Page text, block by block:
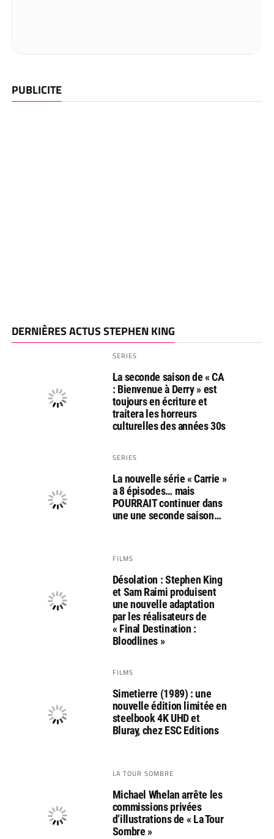
PUBLICITE
DERNIÈRES ACTUS STEPHEN KING
SERIES
La seconde saison de « CA
: Bienvenue à Derry » est
toujours en écriture et
traitera les horreurs
culturelles des années 30s
SERIES
La nouvelle série « Carrie »
a 8 épisodes… mais
POURRAIT continuer dans
une une seconde saison…
FILMS
Désolation : Stephen King
et Sam Raimi produisent
une nouvelle adaptation
par les réalisateurs de
« Final Destination :
Bloodlines »
FILMS
Simetierre (1989) : une
nouvelle édition limitée en
steelbook 4K UHD et
Bluray, chez ESC Editions
LA TOUR SOMBRE
Michael Whelan arrête les
commissions privées
d’illustrations de « La Tour
Sombre »